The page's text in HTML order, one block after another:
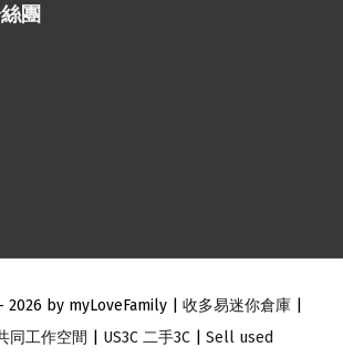
團
2026 by myLoveFamily | 收多易迷你倉庫
同工作空間 US3C 二手3C Sell used